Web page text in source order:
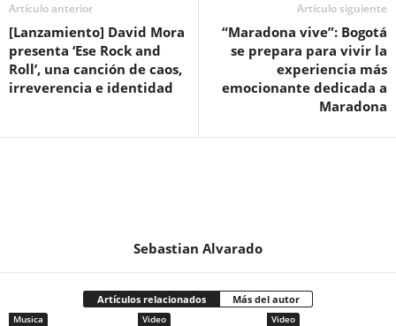
Artículo anterior
[Lanzamiento] David Mora
presenta ‘Ese Rock and
Roll’, una canción de caos,
irreverencia e identidad
Artículo siguiente
“Maradona vive”: Bogotá
se prepara para vivir la
experiencia más
emocionante dedicada a
Maradona
Sebastian Alvarado
Artículos relacionados Más del autor
Musica Video Video